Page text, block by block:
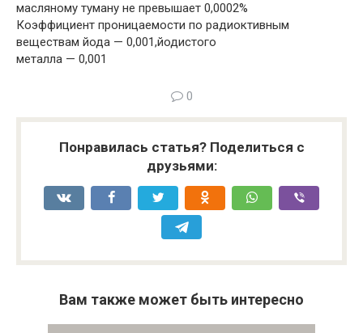
масляному туману не превышает 0,0002%
Коэффициент проницаемости по радиоктивным
веществам йода — 0,001,йодистого
металла — 0,001
0
Понравилась статья? Поделиться с
друзьями:
Вам также может быть интересно